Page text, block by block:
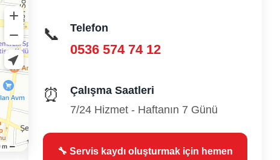
📞 Telefon
0536 574 74 12
⏰
Çalışma Saatleri
7/24 Hizmet - Haftanın 7 Günü
🔧 Servis kaydı oluşturmak için hemen